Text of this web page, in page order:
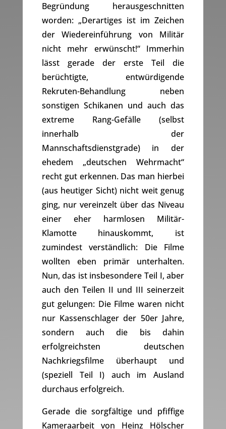
Begründung herausgeschnitten
worden: „Derartiges ist im Zeichen
der Wiedereinführung von Militär
nicht mehr erwünscht!“ Immerhin
lässt gerade der erste Teil die
berüchtigte, entwürdigende
Rekruten-Behandlung neben
sonstigen Schikanen und auch das
extreme Rang-Gefälle (selbst
innerhalb der
Mannschaftsdienstgrade) in der
ehedem „deutschen Wehrmacht“
recht gut erkennen. Das man hierbei
(aus heutiger Sicht) nicht weit genug
ging, nur vereinzelt über das Niveau
einer eher harmlosen Militär-
Klamotte hinauskommt, ist
zumindest verständlich: Die Filme
wollten eben primär unterhalten.
Nun, das ist insbesondere Teil I, aber
auch den Teilen II und III seinerzeit
gut gelungen: Die Filme waren nicht
nur Kassenschlager der 50er Jahre,
sondern auch die bis dahin
erfolgreichsten deutschen
Nachkriegsfilme überhaupt und
(speziell Teil I) auch im Ausland
durchaus erfolgreich.
Gerade die sorgfältige und pfiffige
Kameraarbeit von Heinz Hölscher